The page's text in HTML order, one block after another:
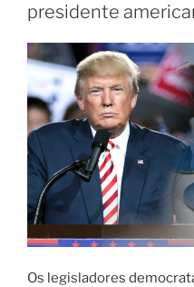
presidente
Os legisladores